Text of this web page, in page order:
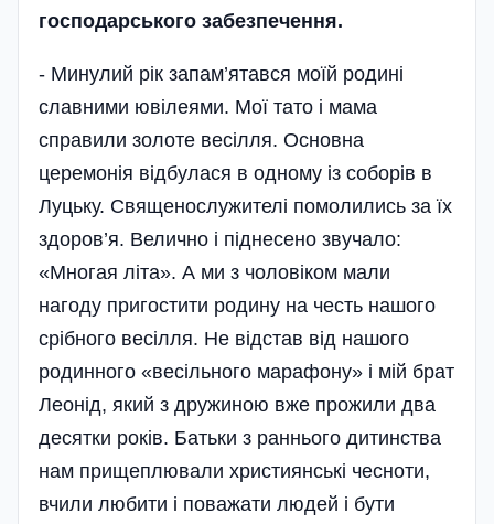
господарського забезпечення.
- Минулий рік запам’ятався моїй родині
славними ювілеями. Мої тато і мама
справили золоте весілля. Основна
церемонія відбулася в одному із соборів в
Луцьку. Священослужителі помолились за їх
здоров’я. Велично і піднесено звучало:
«Многая літа». А ми з чоловіком мали
нагоду пригостити родину на честь нашого
срібного весілля. Не відстав від нашого
родинного «весільного марафону» і мій брат
Леонід, який з дружиною вже прожили два
десятки років. Батьки з раннього дитинства
нам прищеплювали християнські чесноти,
вчили любити і поважати людей і бути